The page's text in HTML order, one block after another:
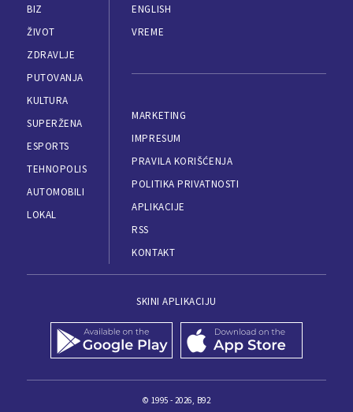
BIZ
ŽIVOT
ZDRAVLJE
PUTOVANJA
KULTURA
SUPERŽENA
ESPORTS
TEHNOPOLIS
AUTOMOBILI
LOKAL
ENGLISH
VREME
MARKETING
IMPRESUM
PRAVILA KORIŠĆENJA
POLITIKA PRIVATNOSTI
APLIKACIJE
RSS
KONTAKT
SKINI APLIKACIJU
© 1995 - 2026, B92